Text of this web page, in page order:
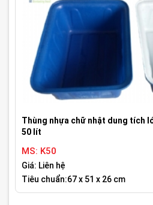
Thùng nhựa chữ nhật dung tích
50 lít
MS: K50
Giá: Liên hệ
Tiêu chuẩn:67 x 51 x 26 cm